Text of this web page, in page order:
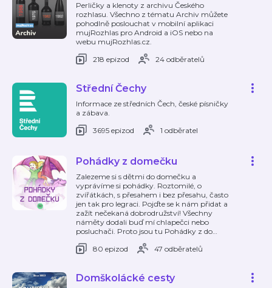
Perličky a klenoty z archivu Českého
rozhlasu. Všechno z tématu Archiv můžete
pohodlně poslouchat v mobilní aplikaci
mujRozhlas pro Android a iOS nebo na
webu mujRozhlas.cz.
218 epizod
24 odběratelů
Střední Čechy
Informace ze středních Čech, české písničky
a zábava.
3695 epizod
1 odběratel
Pohádky z domečku
Zalezeme si s dětmi do domečku a
vyprávíme si pohádky. Roztomilé, o
zvířátkách, s přesahem i bez přesahu, často
jen tak pro legraci. Pojďte se k nám přidat a
zažít nečekaná dobrodružství! Všechny
náměty dodali buď mí chlapečci nebo
posluchači. Proto jsou tu Pohádky z do…
80 epizod
47 odběratelů
Domškolácké cesty